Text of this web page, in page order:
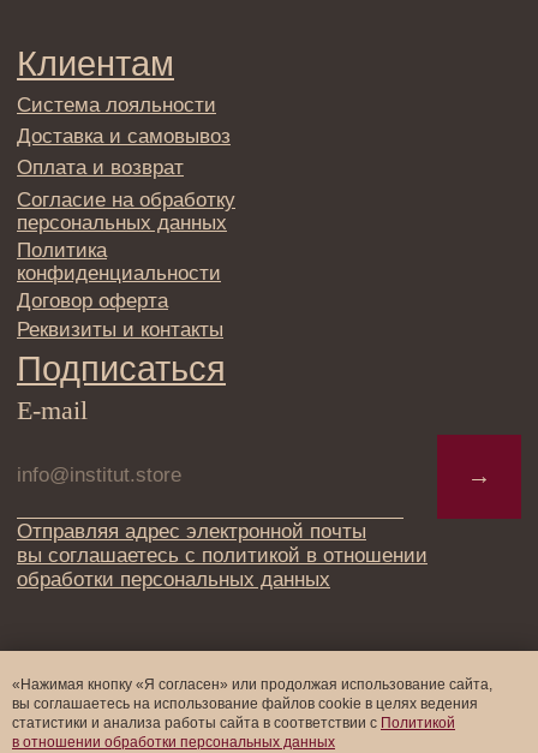
«Нажимая кнопку «Я согласен» или продолжая использование сайта,
вы соглашаетесь на использование файлов cookie в целях ведения
статистики и анализа работы cайта в соответствии с Политикой
в отношении обработки персональных данных